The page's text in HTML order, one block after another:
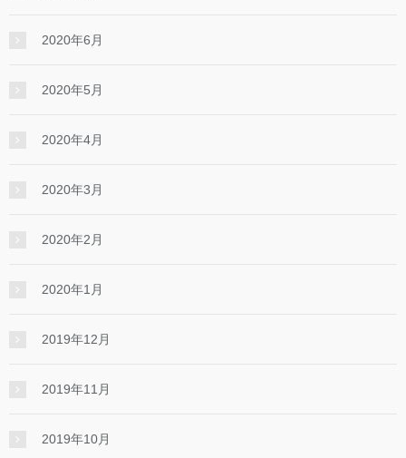
2020年6月
2020年5月
2020年4月
2020年3月
2020年2月
2020年1月
2019年12月
2019年11月
2019年10月